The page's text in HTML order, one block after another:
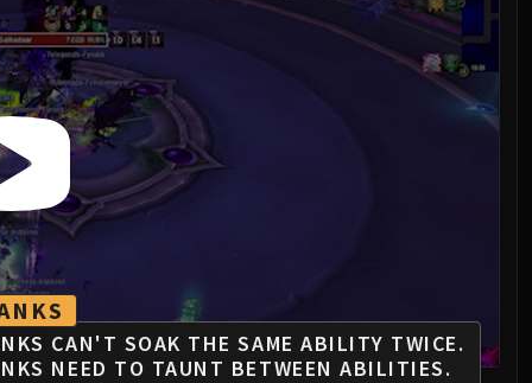
CAN'T SOAK THE SAME ABILITY TWICE.
NEED TO TAUNT BETWEEN ABILITIES.